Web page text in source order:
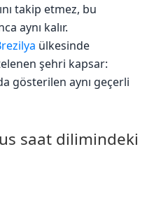
takip etmez, bu
aynı kalır.
ülkesinde
şehri kapsar:
gösterilen aynı geçerli
saat dilimindeki